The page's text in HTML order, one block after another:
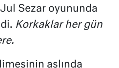
Sezar oyununda
Korkaklar her gün
aslında